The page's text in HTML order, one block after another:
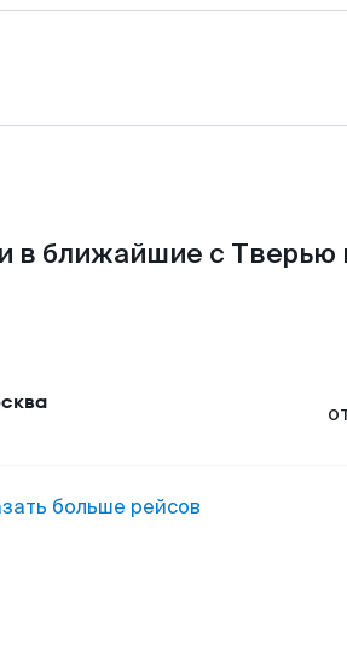
в ближайшие с Тверью
больше рейсов